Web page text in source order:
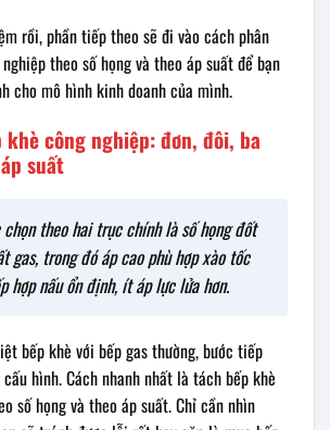
rồi, phần tiếp theo sẽ đi vào cách phân
theo số họng và theo áp suất để bạn
cho mô hình kinh doanh của mình.
khè công nghiệp: đơn, đôi, ba
suất
theo hai trục chính là số họng đốt
gas, trong đó áp cao phù hợp xào tốc
hợp nấu ổn định, ít áp lực lửa hơn.
bếp khè với bếp gas thường, bước tiếp
hình. Cách nhanh nhất là tách bếp khè
số họng và theo áp suất. Chỉ cần nhìn